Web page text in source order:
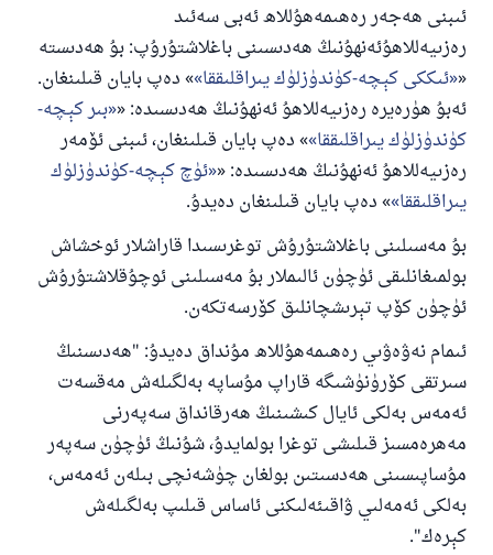
ئىبنى ھەجەر رەھىمەھۇللاھ ئەبى سەئىد
رەزىيەللاھۇئەنھۇنىڭ ھەدىسىنى باغلاشتۇرۇپ: بۇ ھەدىستە
« ئىككى كېچە-كۈندۈزلۈك يىراقلىققا » دەپ بايان قىلىنغان.
ئەبۇ ھۈرەيرە رەزىيەللاھۇ ئەنھۇنىڭ ھەدىسىدە: « بىر كېچە-
كۈندۈزلۈك يىراقلىققا » دەپ بايان قىلىنغان، ئىبنى ئۆمەر
رەزىيەللاھۇ ئەنھۇنىڭ ھەدىسىدە: « ئۈچ كېچە-كۈندۈزلۈك
يىراقلىققا » دەپ بايان قىلىنغان دەيدۇ.
بۇ مەسىلىنى باغلاشتۇرۇش توغرىسىدا قاراشلار ئوخشاش
بولمىغانلىقى ئۈچۈن ئالىملار بۇ مەسىلىنى ئوچۇقلاشتۇرۇش
ئۈچۈن كۆپ تېرىشچانلىق كۆرسەتكەن.
ئىمام نەۋەۋىي رەھىمەھۇللاھ مۇنداق دەيدۇ: "ھەدىسنىڭ
سىرتقى كۆرۈنۈشىگە قاراپ مۇساپە بەلگىلەش مەقسەت
ئەمەس بەلكى ئايال كىشىنىڭ ھەرقانداق سەپەرنى
مەھرەمسىز قىلىشى توغرا بولمايدۇ، شۇنىڭ ئۈچۈن سەپەر
مۇساپىسىنى ھەدسىتىن بولغان چۈشەنچى بىلەن ئەمەس،
بەلكى ئەمەلىي ۋاقىئەلىكنى ئاساس قىلىپ بەلگىلەش
كېرەك".